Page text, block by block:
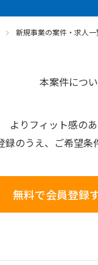
新規事業の案件・求人一
本案件につ
よりフィット感の
のうえ、 ご希望条
無料で会員登録